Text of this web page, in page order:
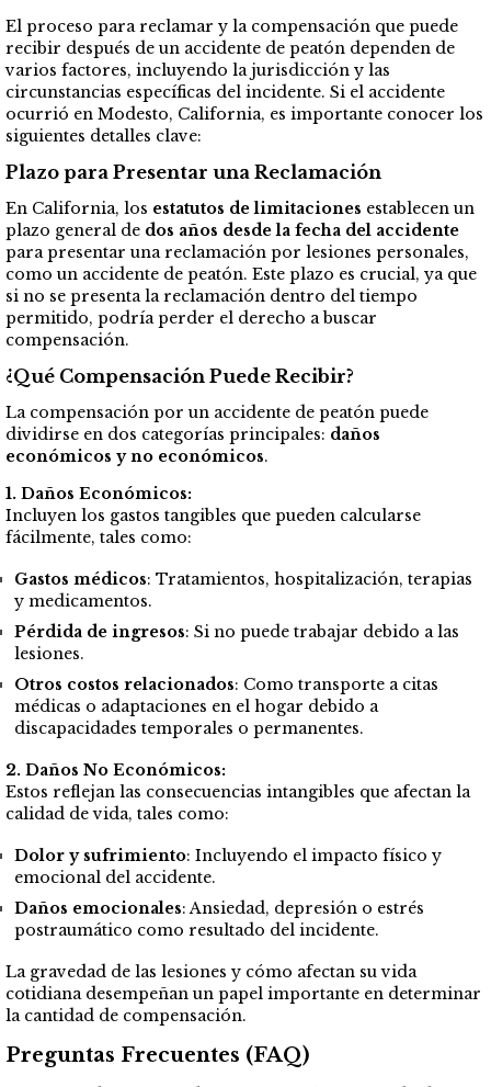
El proceso para reclamar y la compensación que puede
recibir después de un accidente de peatón dependen de
varios factores, incluyendo la jurisdicción y las
circunstancias específicas del incidente. Si el accidente
ocurrió en Modesto, California, es importante conocer los
siguientes detalles clave:
Plazo para Presentar una Reclamación
En California, los estatutos de limitaciones establecen un
plazo general de dos años desde la fecha del accidente
para presentar una reclamación por lesiones personales,
como un accidente de peatón. Este plazo es crucial, ya que
si no se presenta la reclamación dentro del tiempo
permitido, podría perder el derecho a buscar
compensación.
¿Qué Compensación Puede Recibir?
La compensación por un accidente de peatón puede
dividirse en dos categorías principales: daños
económicos y no económicos.
1. Daños Económicos:
Incluyen los gastos tangibles que pueden calcularse
fácilmente, tales como:
Gastos médicos: Tratamientos, hospitalización, terapias
y medicamentos.
Pérdida de ingresos: Si no puede trabajar debido a las
lesiones.
Otros costos relacionados: Como transporte a citas
médicas o adaptaciones en el hogar debido a
discapacidades temporales o permanentes.
2. Daños No Económicos:
Estos reflejan las consecuencias intangibles que afectan la
calidad de vida, tales como:
Dolor y sufrimiento: Incluyendo el impacto físico y
emocional del accidente.
Daños emocionales: Ansiedad, depresión o estrés
postraumático como resultado del incidente.
La gravedad de las lesiones y cómo afectan su vida
cotidiana desempeñan un papel importante en determinar
la cantidad de compensación.
Preguntas Frecuentes (FAQ)